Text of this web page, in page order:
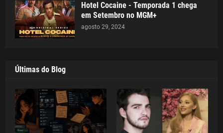
Hotel Cocaine - Temporada 1 chega
em Setembro no MGM+
agosto 29, 2024
Últimas do Blog